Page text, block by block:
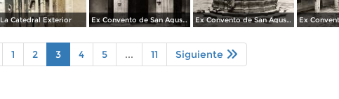
La Catedral Exterior Ex Convento de San Agustín Ex Convento de San Agustín
1 2 3 4 5 ... 11 Siguiente